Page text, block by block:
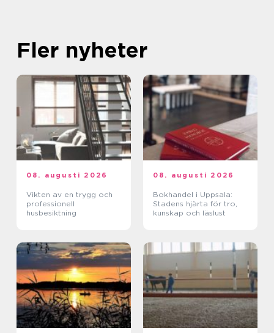
Fler nyheter
08. augusti 2026
Vikten av en trygg och
professionell
husbesiktning
08. augusti 2026
Bokhandel i Uppsala:
Stadens hjärta för tro,
kunskap och läslust